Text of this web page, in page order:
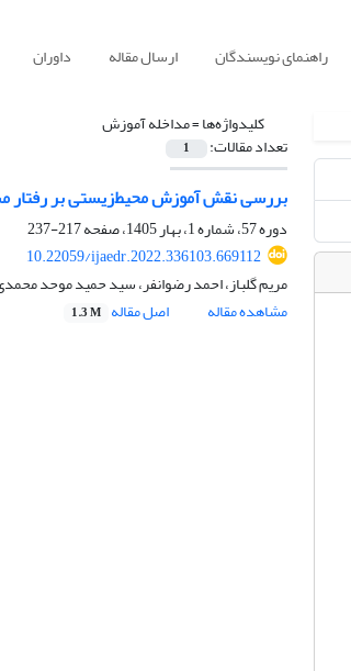
راهنمای نویسندگان ارسال مقاله داوران
کلیدواژه‌ها =مداخله آموزش
تعداد مقالات: 1
بررسی نقش آموزش محیط‌زیستی بر رفتار
دوره 57، شماره 1، بهار 1405، صفحه
217-237
10.22059/ijaedr.2022.336103.669112
مریم گلباز، احمد رضوانفر، سید حمید موحد
مشاهده مقاله
اصل مقاله 1.3 M